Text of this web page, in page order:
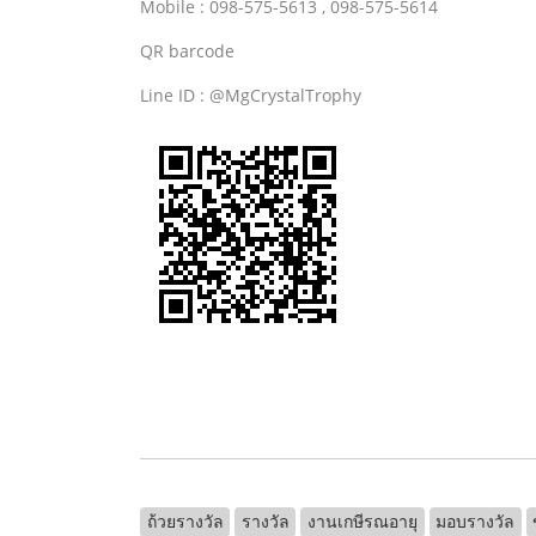
Mobile : 098-575-5613 , 098-575-5614
QR barcode
Line ID : @MgCrystalTrophy
ถ้วยรางวัล รางวัล งานเกษีรณอายุ มอบรางวัล